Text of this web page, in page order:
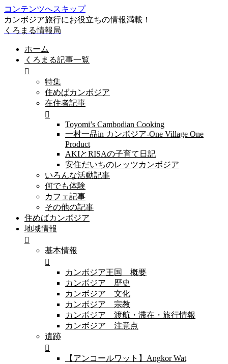
コンテンツへスキップ
カンボジア旅行にお役立ちの情報満載！
くろまる情報局
ホーム
くろまる記事一覧
特集
住めばカンボジア
在住者記事
Toyomi’s Cambodian Cooking
一村一品in カンボジア-One Village One
Product
AKIとRISAの子育て日記
安住だいちのレッツカンボジア
いろんな活動記事
何でも体験
カフェ記事
その他の記事
住めばカンボジア
地域情報
基本情報
カンボジア王国 概要
カンボジア 歴史
カンボジア 文化
カンボジア 宗教
カンボジア 渡航・滞在・旅行情報
カンボジア 注意点
遺跡
【アンコールワット】Angkor Wat